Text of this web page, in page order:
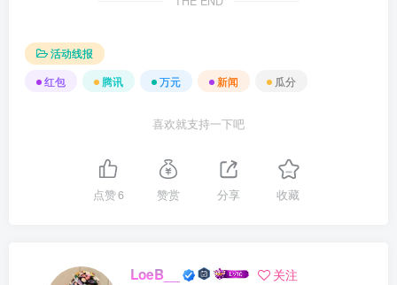
活动线报
红包
腾讯 万元 新闻 瓜分
喜欢就支持一下吧
点赞6 赞赏 分享 收藏
LoeB__ 关注